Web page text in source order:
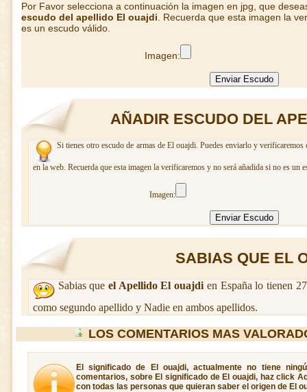
Por Favor selecciona a continuación la imagen en jpg, que
escudo del apellido El ouajdi . Recuerda que esta imagen la
es un escudo válido.
Imagen:
AÑADIR ESCUDO DEL
Si tienes otro escudo de armas de El ouajdi. Puedes enviarlo y
en la web. Recuerda que esta imagen la verificaremos y no será añadida si no es un
Imagen:
SABIAS QUE EL
Sabias queel Apellido El ouajdi en España lo tienen
como segundo apellido y Nadie en ambos apellidos.
LOS COMENTARIOS MAS
El significado de El ouajdi, actualmente no tiene
comentarios, sobre El significado de El ouajdi, haz click
con todas las personas que quieran saber el origen de El